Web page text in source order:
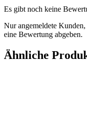
Es gibt noch keine
Nur angemeldete
eine Bewertung abgeben.
Ähnliche